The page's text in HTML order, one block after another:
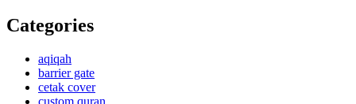
Categories
aqiqah
barrier gate
cetak cover